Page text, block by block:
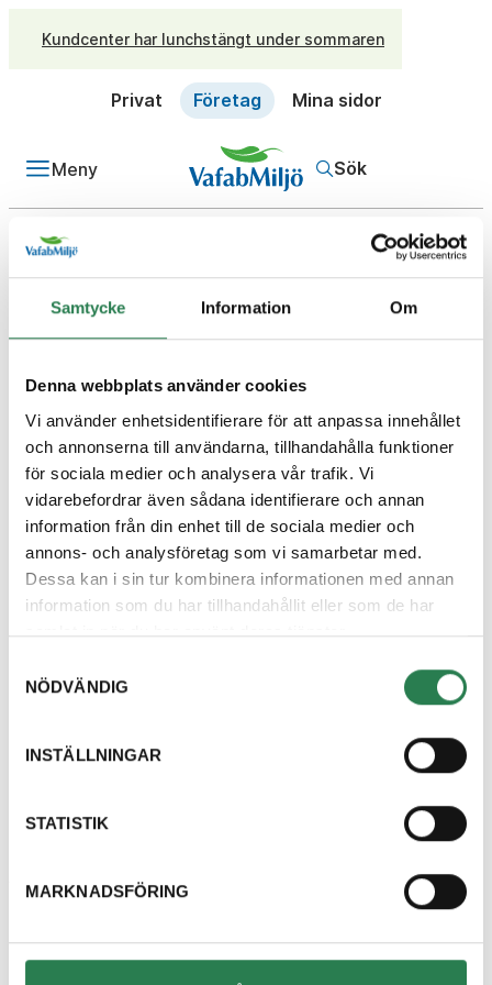
Samtycke Information Om
Denna webbplats använder cookies
Vi använder enhetsidentifierare för att anpassa innehållet
och annonserna till användarna, tillhandahålla funktioner
för sociala medier och analysera vår trafik. Vi
vidarebefordrar även sådana identifierare och annan
information från din enhet till de sociala medier och
annons- och analysföretag som vi samarbetar med.
Dessa kan i sin tur kombinera informationen med annan
information som du har tillhandahållit eller som de har
samlat in när du har använt deras tjänster.
NÖDVÄNDIG
INSTÄLLNINGAR
STATISTIK
MARKNADSFÖRING
Kundcenter har lunchstängt under sommaren
Privat Företag Mina sidor
Meny Sök
Företag
Fråga
Varför inför ni automatisk
debitering för företag på
återbruket?
Svar
Svar:Det nya systemet blir helt enkelt mer rättvist
mot alla och vi tror att det kommer bidra till minskad
köbildning och ökad miljönytta när fler kunder åker
med mer avfall färre gånger.
Hittar du inte svar
på din fråga?
Välkommen att kontakta oss, vi finns här för
att hjälpa dig och svara på dina frågor.